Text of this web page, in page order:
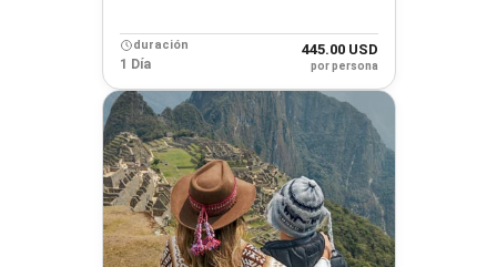
duración
1 Día
445.00 USD
por persona